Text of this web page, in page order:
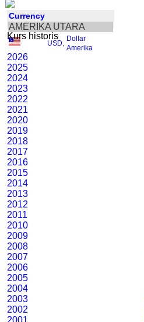
Currency
AMERIKA UTARA
USD
Dollar
Amerika
Kurs historis
2026
2025
2024
2023
2022
2021
2020
2019
2018
2017
2016
2015
2014
2013
2012
2011
2010
2009
2008
2007
2006
2005
2004
2003
2002
2001